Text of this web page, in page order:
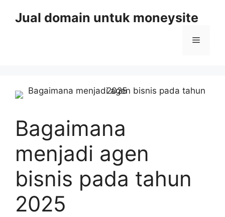
Jual domain untuk moneysite
Menu
Bagaimana
menjadi agen
bisnis pada tahun
2025